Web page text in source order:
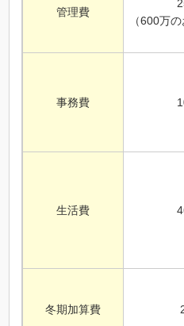
管理費
（600万
事務費
生活費
冬期加算費